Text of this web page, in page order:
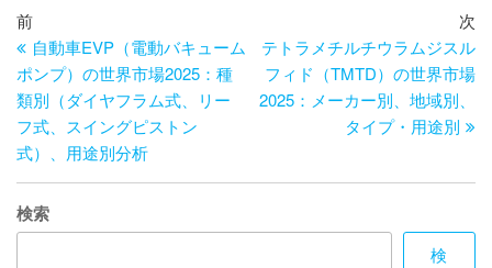
投
稿
ナ
ビ
ゲ
ー
シ
過
去
の
投
稿
前
自動車EVP（電動バキューム
ポンプ）の世界市場2025：種
類別（ダイヤフラム式、リー
フ式、スイングピストン
式）、用途別分析
の
投
次
テトラメチルチウラムジスル
フィド（TMTD）の世界市場
2025：メーカー別、地域別、
タイプ・用途別
検索
検